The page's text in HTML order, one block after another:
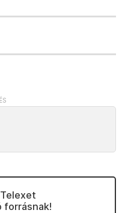
forrásnak!